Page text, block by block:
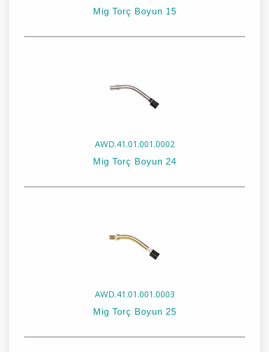
Mig Torç Boyun 15
Stok Kodu:AWD.41.01.001.0001
AWD.41.01.001.0002
Mig Torç Boyun 24
Stok Kodu:AWD.41.01.001.0002
AWD.41.01.001.0003
Mig Torç Boyun 25
Stok Kodu:AWD.41.01.001.0003